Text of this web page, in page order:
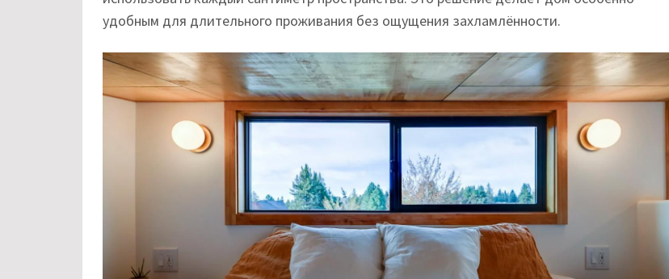
удобным для длительного проживания без ощущения захламлённости.